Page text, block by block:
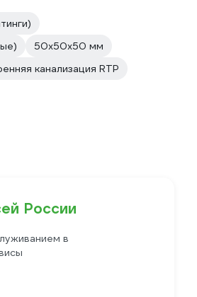
50х50х50 мм
канализация RTP
России
в